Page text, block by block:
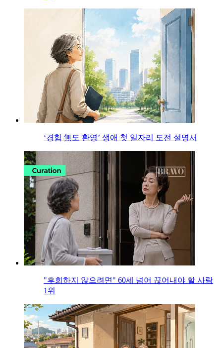
‘경험 無도 환영’ 생애 첫 일자리 도전 설명서
"후회하지 않으려면" 60세 넘어 끊어내야 할 사람
1위